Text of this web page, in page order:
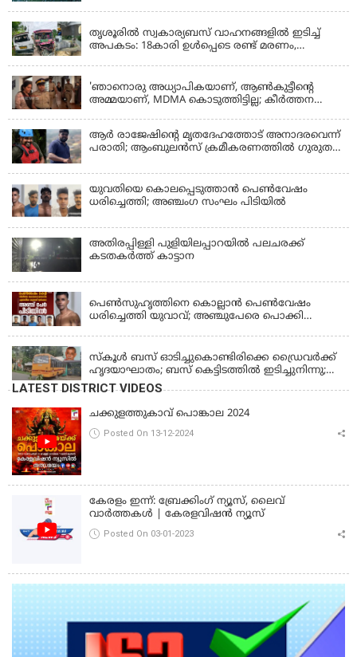
തൃശൂരിൽ സ്വകാര്യബസ് വാഹനങ്ങളില്‍ ഇടിച്ച്
അപകടം: 18കാരി ഉൾപ്പെടെ രണ്ട് മരണം,
'ഞാനൊരു അധ്യാപികയാണ്, ആണ്‍കുട്ടീന്റെ
അമ്മയാണ്‌, MDMA കൊടുത്തിട്ടില്ല; കീർത്തന
ആര്‍ രാജേഷിന്റെ മൃതദേഹത്തോട് അനാദരവെന്ന്
പരാതി; ആംബുലന്‍സ് ക്രമീകരണത്തില്‍ ഗുരുതര
ഫ്രീസര്‍ സംവിധാനം ഇല്ലാതെയെന്നും ആരോപണം
യുവതിയെ കൊലപ്പെടുത്താൻ പെൺവേഷം
ധരിച്ചെത്തി; അഞ്ചംഗ സംഘം പിടിയിൽ
അതിരപ്പിള്ളി പുളിയിലപ്പാറയിൽ പലചരക്ക്
കടതകർത്ത് കാട്ടാന
പെണ്‍സുഹൃത്തിനെ കൊല്ലാന്‍ പെണ്‍വേഷം
ധരിച്ചെത്തി യുവാവ്; അഞ്ചുപേരെ പൊക്കി
സ്കൂൾ ബസ് ഓടിച്ചുകൊണ്ടിരിക്കെ ഡ്രൈവർക്ക്
ഹൃദയാഘാതം; ബസ് കെട്ടിടത്തിൽ ഇടിച്ചുനിന്നു;
ഡ്രൈവർ മരിച്ചു, രണ്ട് കുട്ടികൾക്ക് പരിക്ക്
LATEST DISTRICT VIDEOS
ചക്കുളത്തുകാവ് പൊങ്കാല 2024
Posted On 13-12-2024
കേരളം ഇന്ന്: ബ്രേക്കിംഗ് ന്യൂസ്, ലൈവ്
വാർത്തകൾ | കേരളവിഷൻ ന്യൂസ്
Posted On 03-01-2023